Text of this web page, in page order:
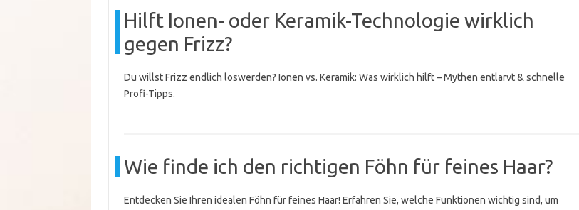
Hilft Ionen- oder Keramik-Technologie wirklich
gegen Frizz?
Du willst Frizz endlich loswerden? Ionen vs. Keramik: Was wirklich hilft – Mythen entlarvt & schnelle
Profi-Tipps.
Wie finde ich den richtigen Föhn für feines Haar?
Entdecken Sie Ihren idealen Föhn für feines Haar! Erfahren Sie, welche Funktionen wichtig sind, um